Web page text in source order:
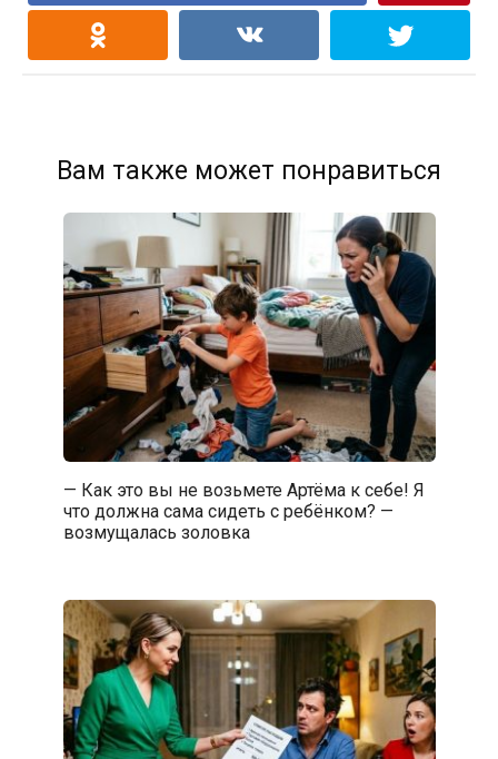
Вам также может понравиться
— Как это вы не возьмете Артёма к себе! Я
что должна сама сидеть с ребёнком? —
возмущалась золовка